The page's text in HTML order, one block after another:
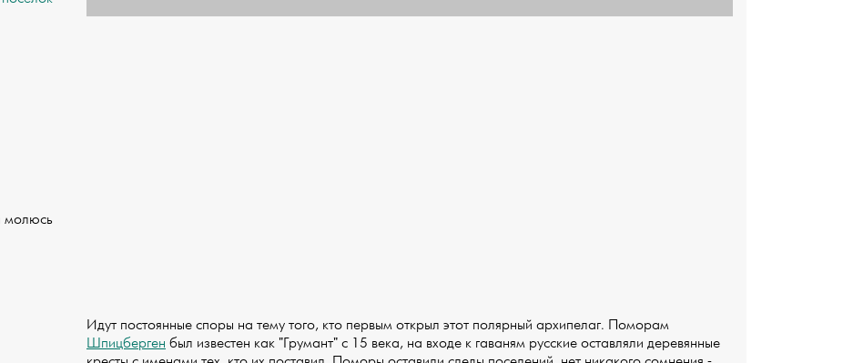
молюсь
Идут постоянные споры на тему того, кто первым открыл этот полярный архипелаг. Поморам
Шпицберген был известен как "Грумант" с 15 века, на входе к гаваням русские оставляли деревянные